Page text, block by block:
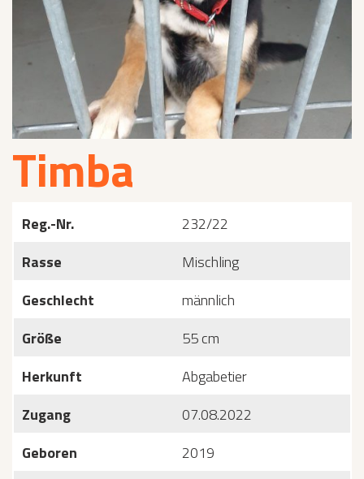
Timba
Reg.-Nr.
232/22
Rasse
Mischling
Geschlecht
männlich
Größe
55 cm
Herkunft
Abgabetier
Zugang
07.08.2022
Geboren
2019